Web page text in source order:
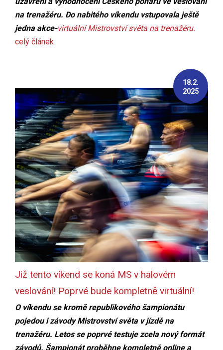
na trenažéru. Do nabitého víkendu vstupovala ještě
jedna akce-virtuální Mistrovství světa na trenažéru.
celý článek
18.2.
2025
Již tento víkend se koná MS v halovém
veslování! Poprvé bude kompletně virtuální!
O víkendu se kromě republikového šampionátu
pojedou i závody Mistrovství světa v jízdě na
trenažéru. Letos se poprvé testuje zcela nový formát
závodů. Šampionát proběhne kompletně online a